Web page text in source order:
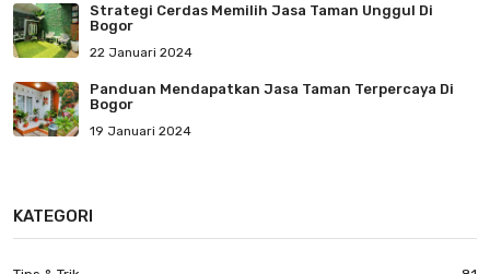
Strategi Cerdas Memilih Jasa Taman Unggul Di
Bogor
22 Januari 2024
Panduan Mendapatkan Jasa Taman Terpercaya Di
Bogor
19 Januari 2024
KATEGORI